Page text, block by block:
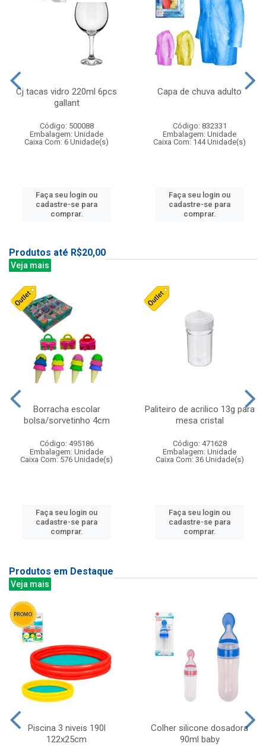
Cj tacas vidro 220ml 6pcs
gallant
Código: 500088
Embalagem: Unidade
Caixa Com: 6 Unidade(s)
Faça seu login ou
cadastre-se para
comprar.
Capa de chuva adulto
Código: 832331
Embalagem: Unidade
Caixa Com: 144 Unidade(s)
Faça seu login ou
cadastre-se para
comprar.
Produtos até R$20,00
Veja mais
Borracha escolar
bolsa/sorvetinho 4cm
Código: 495186
Embalagem: Unidade
Caixa Com: 576 Unidade(s)
Faça seu login ou
cadastre-se para
comprar.
Paliteiro de acrilico 13g para
mesa cristal
Código: 471628
Embalagem: Unidade
Caixa Com: 36 Unidade(s)
Faça seu login ou
cadastre-se para
comprar.
Produtos em Destaque
Veja mais
Piscina 3 niveis 190l
122x25cm
Colher silicone dosadora
90ml baby